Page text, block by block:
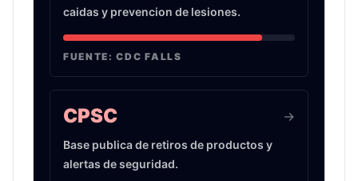
caidas y prevencion de lesiones.
FUENTE:CDC FALLS
CPSC
Base publica de retiros de productos y
alertas de seguridad.
->